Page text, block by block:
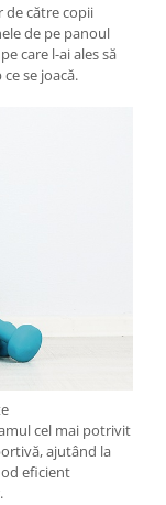
de către copii
de pe panoul
care l-ai ales să
se joacă.
cel mai potrivit
ajutând la
eficient